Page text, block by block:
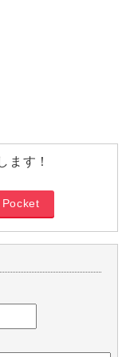
ます！
Pocket